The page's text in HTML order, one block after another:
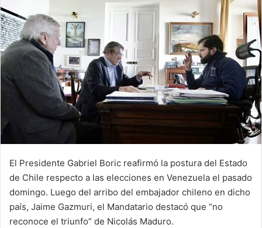
El Presidente Gabriel Boric reafirmó la postura del Estado
de Chile respecto a las elecciones en Venezuela el pasado
domingo. Luego del arribo del embajador chileno en dicho
país, Jaime Gazmuri, el Mandatario destacó que “no
reconoce el triunfo” de Nicolás Maduro.